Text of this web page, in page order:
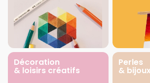
Décoration
& loisirs créatifs
Perles
& bijoux